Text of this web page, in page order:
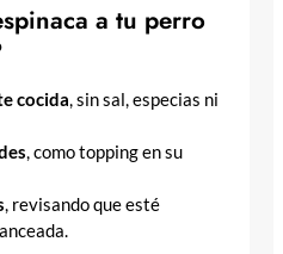
a tu perro
cocida, sin sal, especias ni
, como topping en su
, revisando que esté